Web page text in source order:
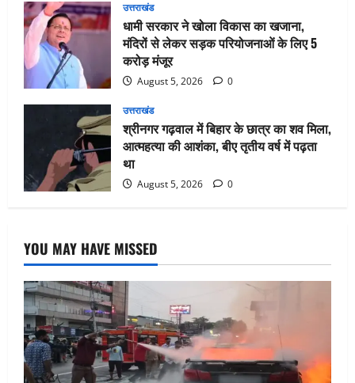
उत्तराखंड
धामी सरकार ने खोला विकास का खजाना,
मंदिरों से लेकर सड़क परियोजनाओं के लिए 5
करोड़ मंजूर
August 5, 2026 0
उत्तराखंड
श्रीनगर गढ़वाल में बिहार के छात्र का शव मिला,
आत्महत्या की आशंका, बीए तृतीय वर्ष में पढ़ता
था
August 5, 2026 0
YOU MAY HAVE MISSED